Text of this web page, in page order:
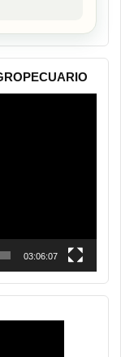
03:06:07